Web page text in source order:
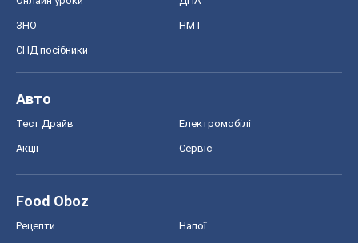
ЗНО НМТ
СНД посібники
Авто
Тест Драйв Електромобілі
Акції Сервіс
Food Oboz
Рецепти Напої